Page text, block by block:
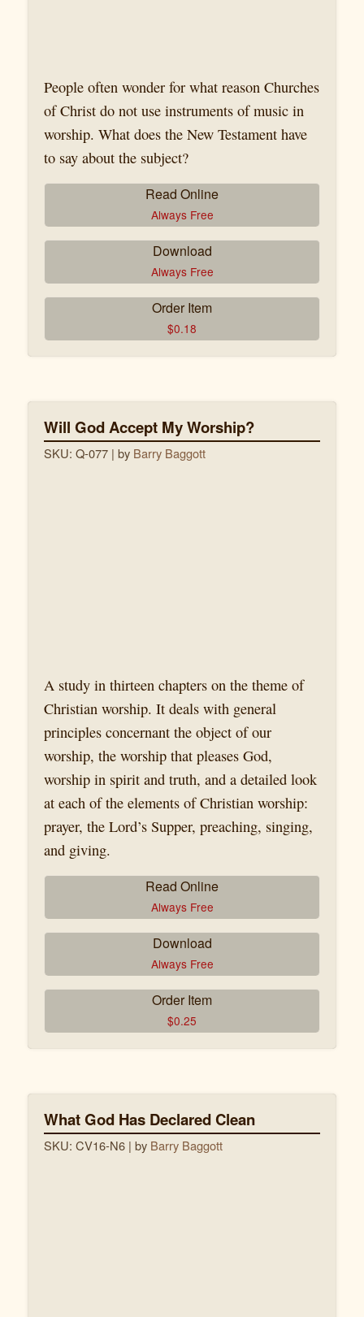
People often wonder for what reason Churches
of Christ do not use instruments of music in
worship. What does the New Testament have
to say about the subject?
Read Online
Always Free
Download
Always Free
Order Item
$0.18
Will God Accept My Worship?
SKU: Q-077 | by Barry Baggott
A study in thirteen chapters on the theme of
Christian worship. It deals with general
principles concernant the object of our
worship, the worship that pleases God,
worship in spirit and truth, and a detailed look
at each of the elements of Christian worship:
prayer, the Lord’s Supper, preaching, singing,
and giving.
Read Online
Always Free
Download
Always Free
Order Item
$0.25
What God Has Declared Clean
SKU: CV16-N6 | by Barry Baggott